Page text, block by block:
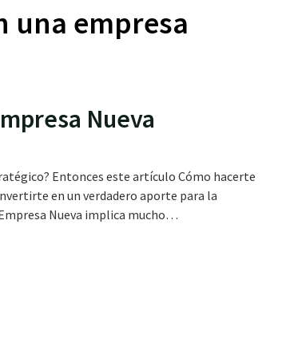
una empresa
Nueva
Entonces este artículo Cómo hacerte
en un verdadero aporte para la
Nueva implica mucho…